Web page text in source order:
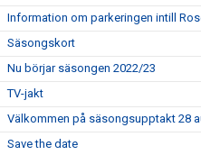
Information om parkeringen intill
Säsongskort
Nu börjar säsongen 2022/23
TV-jakt
Välkommen på säsongsupptakt 28
Save the date